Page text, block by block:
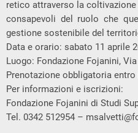
retico attraverso la coltivazione
consapevoli del ruolo che
gestione sostenibile del
Data e orario: sabato 11 aprile
Luogo: Fondazione Fojanini,
Prenotazione obbligatoria
Per informazioni e iscrizioni:
Fondazione Fojanini di Studi
Tel. 0342 512954 –